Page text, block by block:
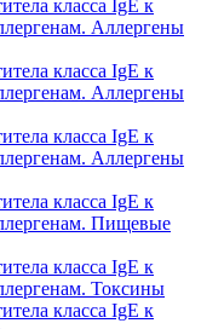
класса IgE к
Аллергены
класса IgE к
Аллергены
класса IgE к
Аллергены
класса IgE к
Пищевые
класса IgE к
Токсины
класса IgE к